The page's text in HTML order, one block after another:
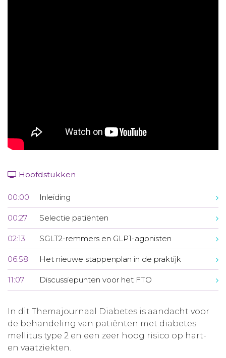
Hoofdstukken
00:00 Inleiding
00:27 Selectie patiënten
02:13 SGLT2-remmers en GLP1-agonisten
06:58 Het nieuwe stappenplan in de praktijk
11:07 Discussiepunten voor het FTO
In dit Themajournaal Diabetes is aandacht voor
de behandeling van patiënten met diabetes
mellitus type 2 en een zeer hoog risico op hart-
en vaatziekten.